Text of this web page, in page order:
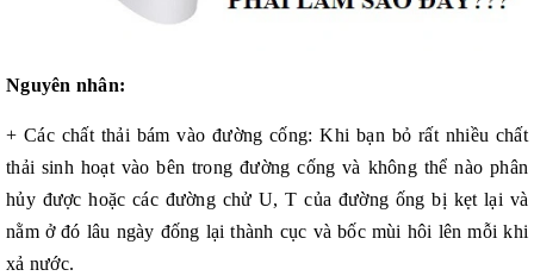
Nguyên nhân:
+ Các chất thải bám vào đường cống: Khi bạn bỏ rất nhiều chất
thải sinh hoạt vào bên trong đường cống và không thể nào phân
hủy được hoặc các đường chử U, T của đường ống bị kẹt lại và
nằm ở đó lâu ngày đống lại thành cục và bốc mùi hôi lên mỗi khi
xả nước.